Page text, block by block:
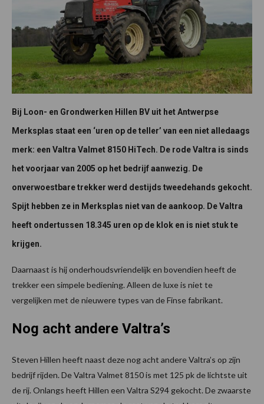
Bij Loon- en Grondwerken Hillen BV uit het Antwerpse
Merksplas staat een ‘uren op de teller’ van een niet alledaags
merk: een Valtra Valmet 8150 HiTech. De rode Valtra is sinds
het voorjaar van 2005 op het bedrijf aanwezig. De
onverwoestbare trekker werd destijds tweedehands gekocht.
Spijt hebben ze in Merksplas niet van de aankoop. De Valtra
heeft ondertussen 18.345 uren op de klok en is niet stuk te
krijgen.
Daarnaast is hij onderhoudsvriendelijk en bovendien heeft de
trekker een simpele bediening. Alleen de luxe is niet te
vergelijken met de nieuwere types van de Finse fabrikant.
Nog acht andere Valtra’s
Steven Hillen heeft naast deze nog acht andere Valtra’s op zijn
bedrijf rijden. De Valtra Valmet 8150 is met 125 pk de lichtste uit
de rij. Onlangs heeft Hillen een Valtra S294 gekocht. De zwaarste